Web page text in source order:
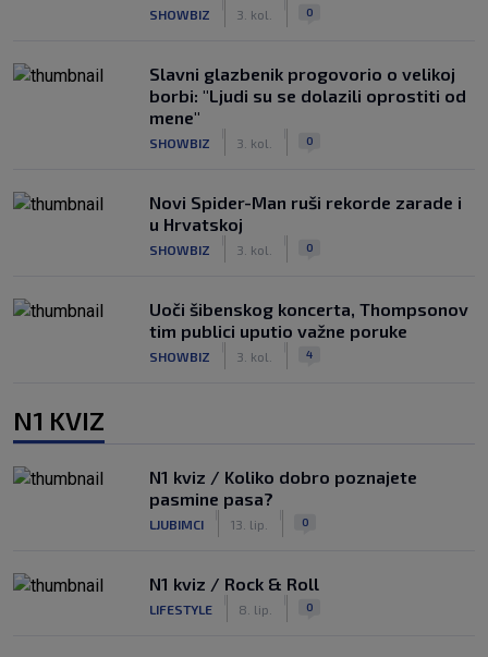
SHOWBIZ 3. kol. 0
Slavni glazbenik progovorio o velikoj
borbi: "Ljudi su se dolazili oprostiti od
mene"
SHOWBIZ 3. kol. 0
Novi Spider-Man ruši rekorde zarade i
u Hrvatskoj
SHOWBIZ 3. kol. 0
Uoči šibenskog koncerta, Thompsonov
tim publici uputio važne poruke
SHOWBIZ 3. kol. 4
N1 KVIZ
N1 kviz / Koliko dobro poznajete
pasmine pasa?
LJUBIMCI 13. lip. 0
N1 kviz / Rock & Roll
LIFESTYLE 8. lip. 0